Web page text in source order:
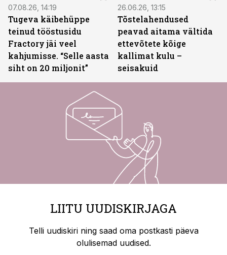
07.08.26, 14:19
Tugeva käibehüppe
teinud tööstusidu
Fractory jäi veel
kahjumisse. “Selle aasta
siht on 20 miljonit”
26.06.26, 13:15
Tõstelahendused
peavad aitama vältida
ettevõtete kõige
kallimat kulu –
seisakuid
LIITU UUDISKIRJAGA
Telli uudiskiri ning saad oma postkasti päeva
olulisemad uudised.